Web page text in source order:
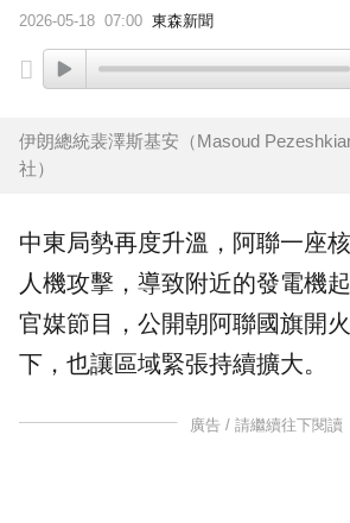
2026-05-18 07:00 東森新聞
伊朗總統裴澤斯基安（Masoud
社）
中東局勢再度升溫， 阿聯一座
人機攻擊，導致附近的發電機
官媒節目，公開朝阿聯國旗開火
下，也讓區域緊張持續擴大。
廣告 / 請繼續往下閱讀